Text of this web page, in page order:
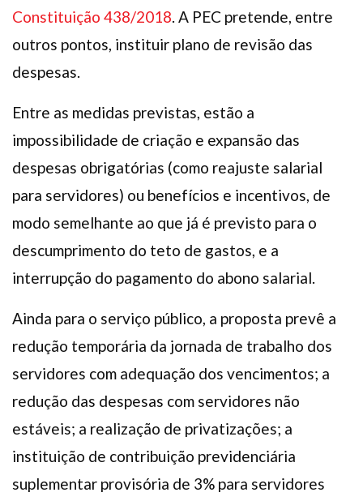
Constituição 438/2018. A PEC pretende, entre
outros pontos, instituir plano de revisão das
despesas.
Entre as medidas previstas, estão a
impossibilidade de criação e expansão das
despesas obrigatórias (como reajuste salarial
para servidores) ou benefícios e incentivos, de
modo semelhante ao que já é previsto para o
descumprimento do teto de gastos, e a
interrupção do pagamento do abono salarial.
Ainda para o serviço público, a proposta prevê a
redução temporária da jornada de trabalho dos
servidores com adequação dos vencimentos; a
redução das despesas com servidores não
estáveis; a realização de privatizações; a
instituição de contribuição previdenciária
suplementar provisória de 3% para servidores